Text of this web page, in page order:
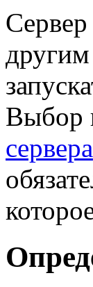
Выбор
сервера